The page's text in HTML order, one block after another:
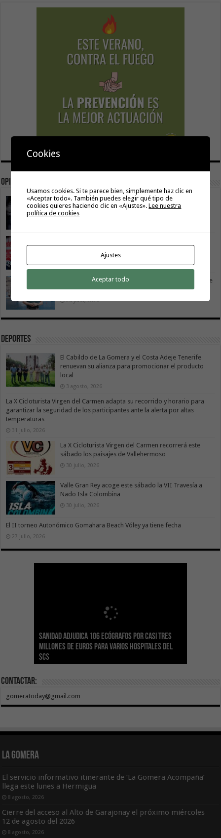
Opinión
La movilidad también construye isla
9 agosto, 2026
Vivir donde se estudia: una cuestión de igualdad entre
islas
26 julio, 2026
Deportes
El Cabildo de La Gomera y el Costa Adeje Tenerife
renuevan su alianza para promocionar el producto
local
3 agosto, 2026
La X Cicloturista Virgen del Carmen adapta su recorrido y horario para
garantizar la seguridad de los participantes ante la alerta por altas
temperaturas
31 julio, 2026
La X Cicloturista Virgen del Carmen recorrerá este
sábado los paisajes de Vallehermoso
30 julio, 2026
Valle Gran Rey acoge este sábado la VII Travesía a
Nado Isla Colombina
30 julio, 2026
El II torneo Autonómico Gomahara Beach Vóley ya tiene fecha
27 julio, 2026
Sanidad adjudica 106 ecógrafos por casi tres
millones de euros para varios hospitales del
SCS
Gesplan logra la máxima puntuación en el
Índice de Transparencia de Canarias por cuarto
año consecutivo
El Gobierno canario concede ayudas del
POSEICAN-Pesca al sector por valor de 7,09 M€
tras aumentar las cuantías
Transición Ecológica coordina con Ashotel su
adhesión a la Red de Refugios Climáticos de
Canarias
Visocan incorpora 170 pisos a su parque de
vivienda protegida en régimen de alquiler
asequible de Tenerife
Sanidad refuerza la capacidad diagnóstica de
los centros de salud con el impulso de la
ecografía clínica
Contactar:
gomeratoday@gmail.com
La Gomera
El servicio informativo itinerante de ‘La Gomera Acompaña’
llega este lunes a Hermigua
8 agosto, 2026
Cierre del acceso al Alto de Garajonay el próximo miércoles
12 de agosto del 2026
8 agosto, 2026
Cookies
Usamos cookies. Si te parece bien, simplemente haz clic en
«Aceptar todo». También puedes elegir qué tipo de
cookies quieres haciendo clic en «Ajustes».Lee nuestra
política de cookies
Ajustes
Aceptar todo